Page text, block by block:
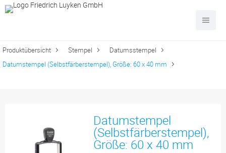
Produktübersicht Stempel
Datumsstempel
Datumstempel (Selbstfärberstempel), Größe: 60 x 40 mm
Datumstempel
(Selbstfärberstempel),
Größe: 60 x 40 mm